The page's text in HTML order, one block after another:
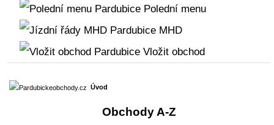
Polední menu
MHD
Vložit obchod
Úvod
Obchody A-Z